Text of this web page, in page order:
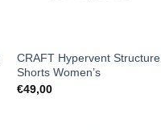
CRAFT Hypervent Structure
Shorts Women’s
€49,00